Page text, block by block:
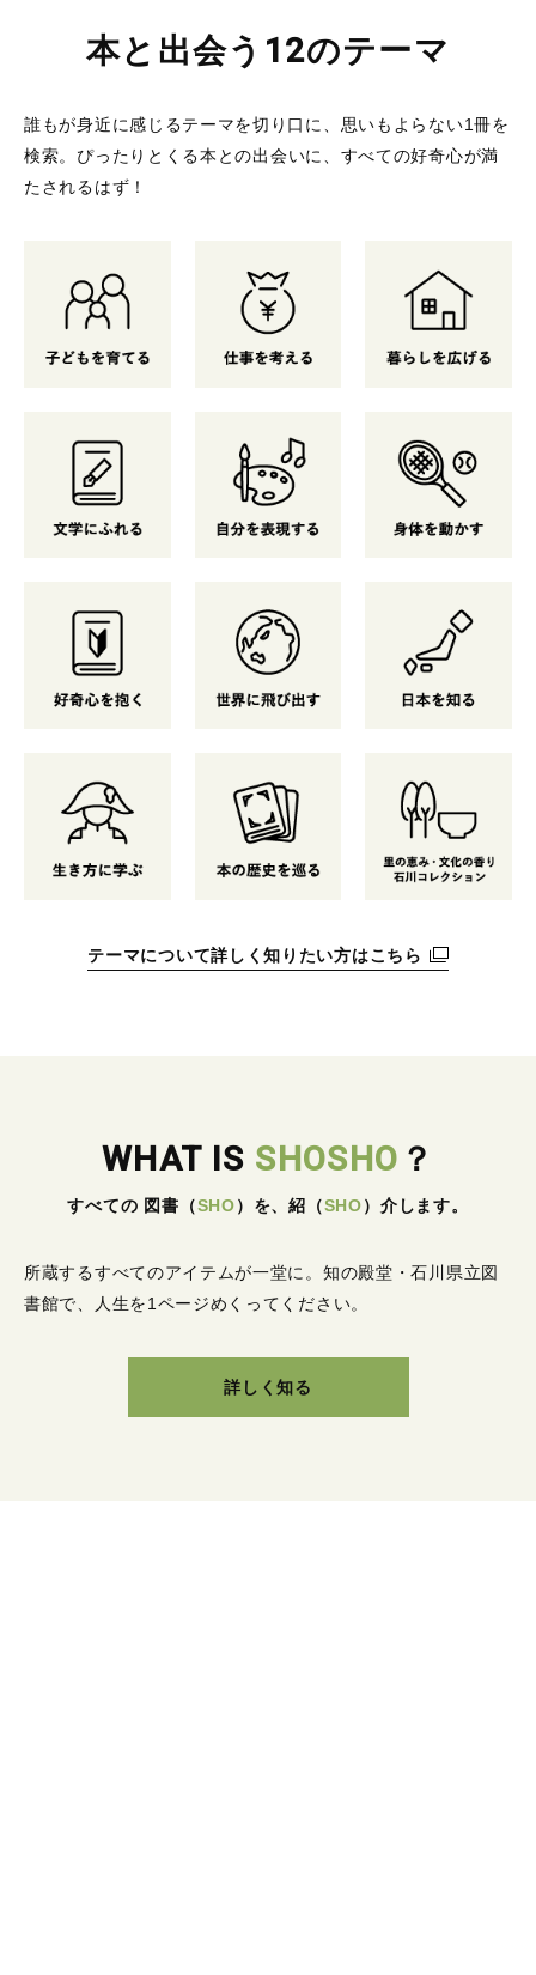
本と出会う12のテーマ
誰もが身近に感じるテーマを切り口に、思いもよらない1冊を
検索。 ぴったりとくる本との出会いに、すべての好奇心が満
たされるはず！
テーマについて詳しく知りたい方はこちら
WHAT IS SHOSHO ？
すべての 図書 （SHO） を、紹 （SHO） 介します。
所蔵するすべてのアイテムが一堂に。 知の殿堂・石川県立図
書館で、人生を1ページめくってください。
詳しく知る